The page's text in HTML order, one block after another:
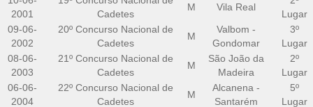
2001
Cadetes
M Vila Real
Lugar
09-06-
2002
20º Concurso Nacional de
Cadetes
M
Valbom -
Gondomar
3º
Lugar
08-06-
2003
21º Concurso Nacional de
Cadetes
M
São João da
Madeira
2º
Lugar
06-06-
2004
22º Concurso Nacional de
Cadetes
M
Alcanena -
Santarém
5º
Lugar